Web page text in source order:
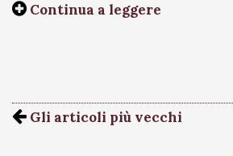
Continua a leggere
Gli articoli più vecchi